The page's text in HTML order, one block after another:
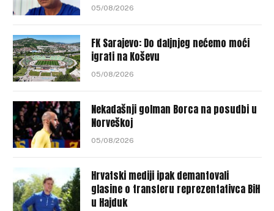
05/08/2026
FK Sarajevo: Do daljnjeg nećemo moći
igrati na Koševu
05/08/2026
Nekadašnji golman Borca na posudbi u
Norveškoj
05/08/2026
Hrvatski mediji ipak demantovali
glasine o transferu reprezentativca BiH
u Hajduk